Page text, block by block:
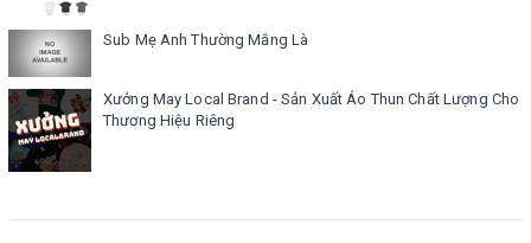
Sub Mẹ Anh Thường Mắng Là
Xưởng May Local Brand - Sản Xuất Áo Thun Chất Lượng Cho
Thương Hiệu Riêng